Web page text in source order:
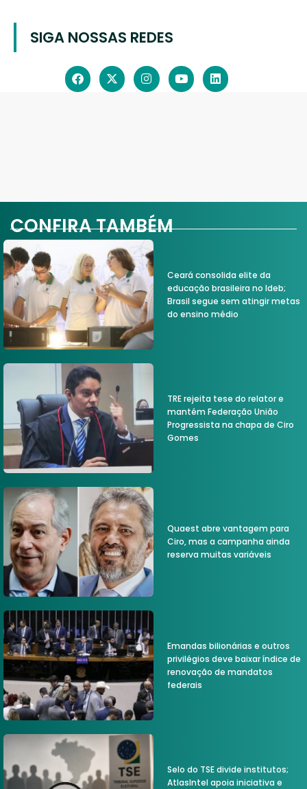
SIGA NOSSAS REDES
CONFIRA TAMBÉM
Ceará consolida elite da
educação brasileira no Ideb;
Brasil segue sem atingir metas
do ensino médio
TRE rejeita tese do relator e
mantém Federação União
Progressista na chapa de Ciro
Gomes
Quaest abre vantagem para
Ciro, mas a campanha ainda
reserva muitas variáveis
Emandas bilionárias e outros
privilégios deve baixar índice de
renovação de mandatos
federais
Selo do TSE divide institutos;
AtlasIntel apoia iniciativa e